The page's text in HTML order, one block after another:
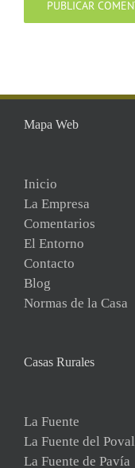
Mapa Web
Inicio
La Empresa
Comentarios
El Entorno
Contacto
Blog
Normas de la Casa
Casas Rurales
La Fuente
La Fuente del Poval
La Fuente de Pavía